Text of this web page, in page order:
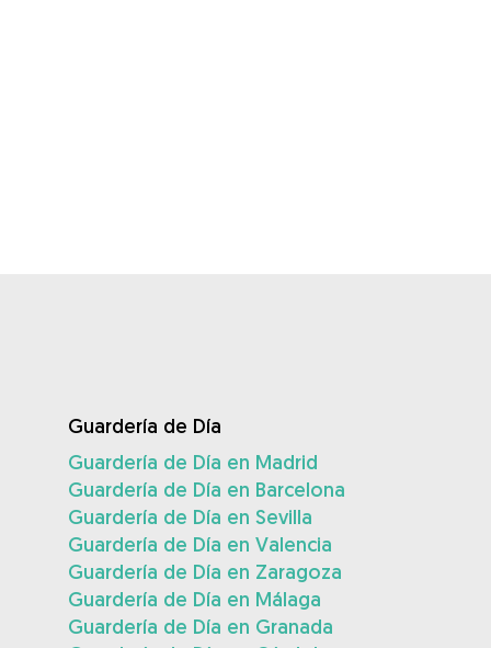
Guardería de Día
Guardería de Día en Madrid
Guardería de Día en Barcelona
Guardería de Día en Sevilla
Guardería de Día en Valencia
Guardería de Día en Zaragoza
Guardería de Día en Málaga
Guardería de Día en Granada